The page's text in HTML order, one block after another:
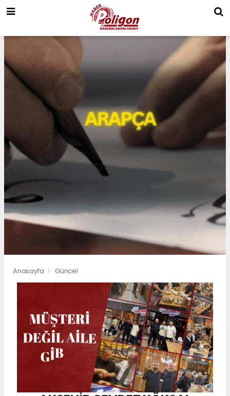
Anasayfa Güncel